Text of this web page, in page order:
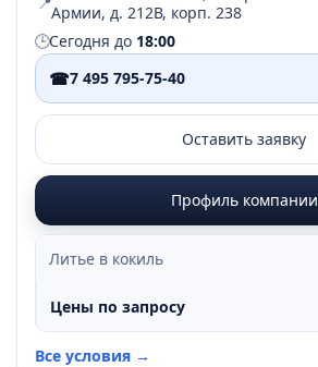
Армии, д. 212В, корп. 238
🕒Сегодня до 18:00
☎7 495 795-75-40
Оставить заявку
Профиль компании
Литье в кокиль
Цены по запросу
Все условия →